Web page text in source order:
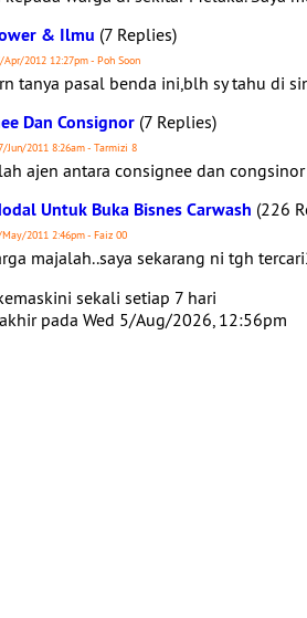
& Ilmu (7 Replies)
Apr/2012 12:27pm - Poh Soon
tanya pasal benda ini,blh sy tahu di
Dan Consignor (7 Replies)
Jun/2011 8:26am - Tarmizi 8
ajen antara consignee dan
Untuk Buka Bisnes Carwash (226
2011 2:46pm - Faiz 00
majalah..saya sekarang ni tgh
sekali setiap 7 hari
pada Wed 5/Aug/2026, 12:56pm